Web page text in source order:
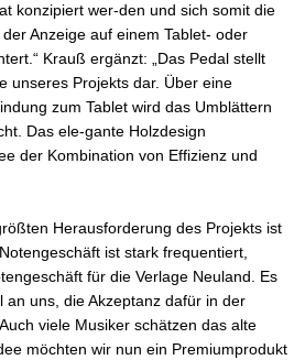
konzipiert wer-den und sich somit die
Anzeige auf einem Tablet- oder
Krauß ergänzt: „Das Pedal stellt
unseres Projekts dar. Über eine
zum Tablet wird das Umblättern
Das ele-gante Holzdesign
der Kombination von Effizienz und
Herausforderung des Projekts ist
ist stark frequentiert,
für die Verlage Neuland. Es
an uns, die Akzeptanz dafür in der
viele Musiker schätzen das alte
möchten wir nun ein Premiumprodukt